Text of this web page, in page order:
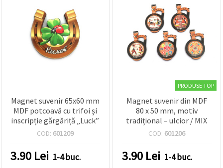
Magnet suvenir 65x60 mm
MDF potcoavă cu trifoi și
inscripție gărgăriță „Luck”
COD: 601209
3.90 Lei 1-4 buc.
PRODUSE TOP
Magnet suvenir din MDF
80 x 50 mm, motiv
tradițional – ulcior / MIX
COD: 601206
3.90 Lei 1-4 buc.